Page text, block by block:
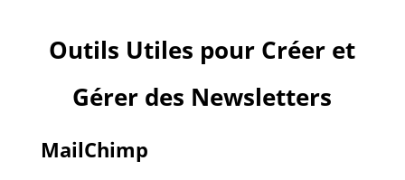
Outils Utiles pour Créer et
Gérer des Newsletters
MailChimp